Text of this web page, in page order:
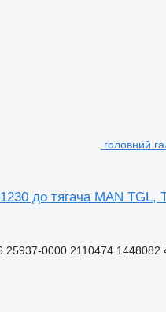
головний
до тягача MAN TGL,
0000 2110474 1448082